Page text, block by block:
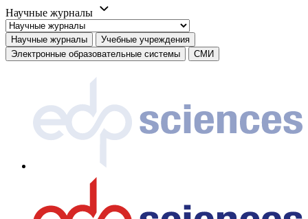
Научные журналы
Научные журналы
Учебные учреждения
Электронные образовательные системы
СМИ